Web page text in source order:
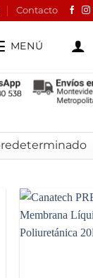
Contacto
MENÚ